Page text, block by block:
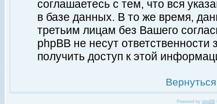
соглашаетесь с тем, что вся
в базе данных. В то же время,
третьим лицам без Вашего
phpBB не несут ответственности
получить доступ к этой
Powered by phpBB